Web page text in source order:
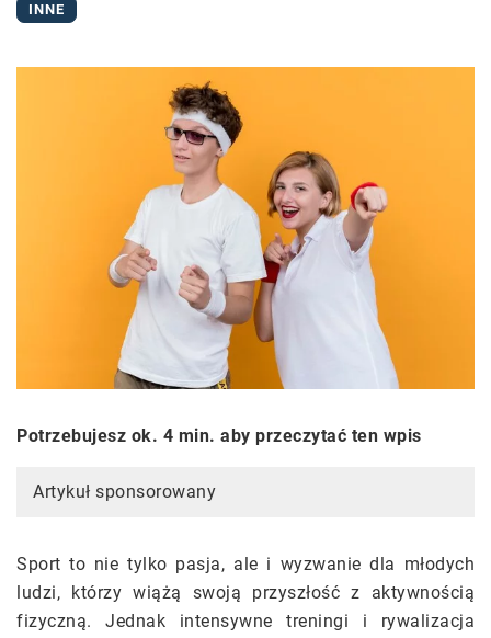
INNE
Potrzebujesz ok. 4 min. aby przeczytać ten wpis
Artykuł sponsorowany
Sport to nie tylko pasja, ale i wyzwanie dla młodych
ludzi, którzy wiążą swoją przyszłość z aktywnością
fizyczną. Jednak intensywne treningi i rywalizacja